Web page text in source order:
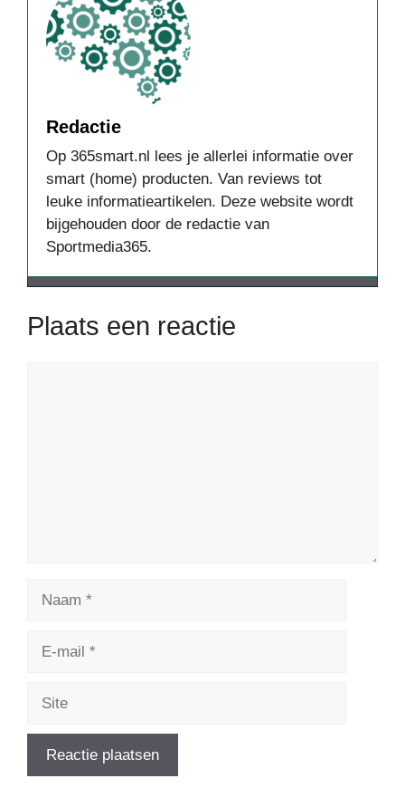
Redactie
Op 365smart.nl lees je allerlei informatie over
smart (home) producten. Van reviews tot
leuke informatieartikelen. Deze website wordt
bijgehouden door de redactie van
Sportmedia365.
Plaats een reactie